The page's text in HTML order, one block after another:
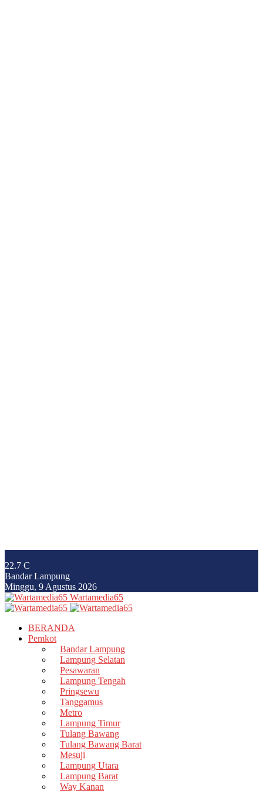
22.7 C
Bandar Lampung
Minggu, 9 Agustus 2026
Wartamedia65
BERANDA
Pemkot
Bandar Lampung
Lampung Selatan
Pesawaran
Lampung Tengah
Pringsewu
Tanggamus
Metro
Lampung Timur
Tulang Bawang
Tulang Bawang Barat
Mesuji
Lampung Utara
Lampung Barat
Way Kanan